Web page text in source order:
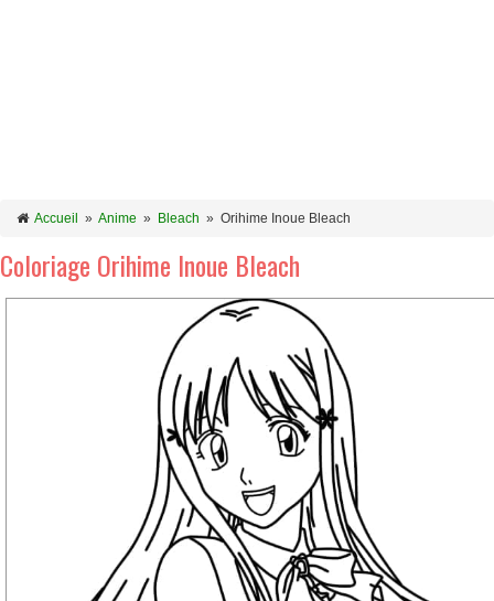
Accueil » Anime » Bleach » Orihime Inoue Bleach
Coloriage Orihime Inoue Bleach